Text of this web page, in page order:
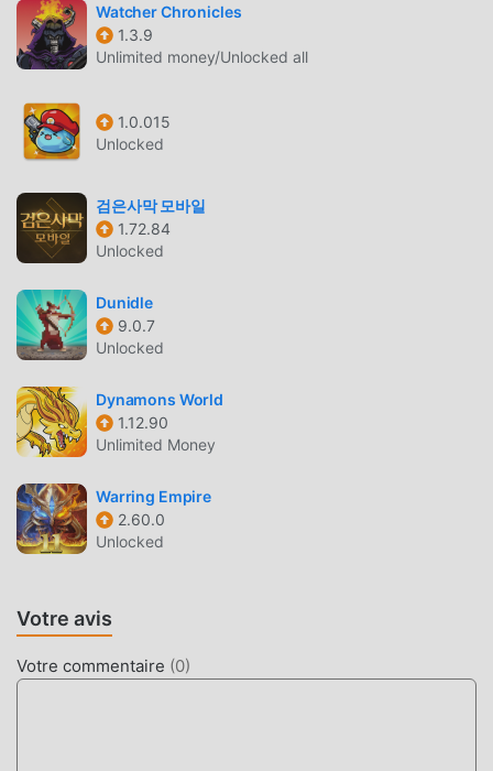
gratuitement, mais fournit également Freemod
gratuitement, vous aidant à enregistrer la tâche mécanique
répétitive dans le jeu, afin que vous puissiez vous
moddroid promet que tout mod 강남상어 키우기 ne
facturera aucun frais aux joueurs, et il est 100% sûr,
client moddroid, vous pouvez télécharger et installer 강남
상어 키우기 2.6.1 en un seul clic. Qu'attendez-vous,
téléchargez moddroid et jouez !
JEU UNIQUE
강남상어 키우기 En tant que jeu rpg populaire, son
de fans à travers le monde. Contrairement aux jeux rpg
traditionnels, dans 강남상어 키우기 , vous n'avez qu'à
suivre le didacticiel novice, vous pouvez donc facilement
jeux classiques rpg 강남상어 키우기 2.6.1. Dans le même
temps, moddroid a spécialement construit une plate-forme
pour les amateurs de jeux rpg, vous permettant de
jeux rpg du monde entier, qu'attendez-vous, rejoignez
moddroid et profitez du rpg jeu avec tous les partenaires
mondiaux heureux
Watcher Chronicles
1.3.9
Unlimited money/Unlocked all
1.0.015
Unlocked
검은사막 모바일
1.72.84
Unlocked
Dunidle
9.0.7
Unlocked
Dynamons World
1.12.90
Unlimited Money
Warring Empire
2.60.0
Unlocked
Votre avis
Votre commentaire (0)